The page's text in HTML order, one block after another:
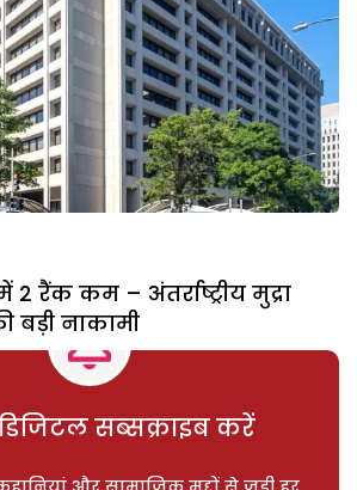
रैंक कम – अंतर्राष्ट्रीय मुद्रा
बड़ी नाकामी
सब्सक्राइब करें